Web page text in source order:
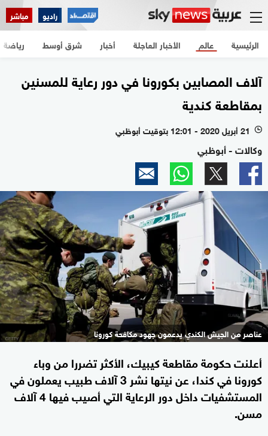
راديو مباشر
الرئيسية الأخبار العاجلة أخبار شرق أوسط عالم رياضة
آلاف المصابين بكورونا في دور رعاية للمسنين
بمقاطعة كندية
l 21 أبريل 2020 - 12:01 بتوقيت أبوظبي
وكالات - أبوظبي
عناصر من الجيش الكندي يدعمون جهود مكافحة كورونا
أعلنت حكومة مقاطعة كيبيك، الأكثر تضررا من وباء
كورونا في كندا، عن نيتها نشر 3 آلاف طبيب يعملون في
المستشفيات داخل دور الرعاية التي أصيب فيها 4 آلاف
مسن.